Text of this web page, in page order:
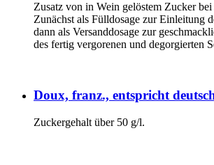
Zusatz von in Wein gelöstem Zucker
Zunächst als Fülldosage zur Einleitung
dann als Versanddosage zur
des fertig vergorenen und degorgierten
Doux, franz., entspricht
Zuckergehalt über 50 g/l.